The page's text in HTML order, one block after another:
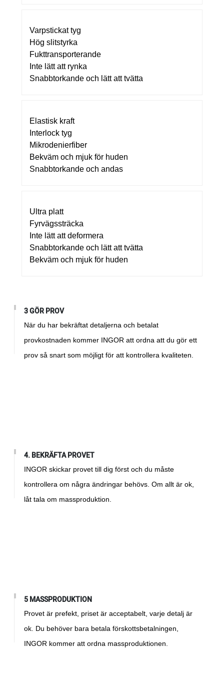
Varpstickat tyg
Hög slitstyrka
Fukttransporterande
Inte lätt att rynka
Snabbtorkande och lätt att tvätta
Elastisk kraft
Interlock tyg
Mikrodenierfiber
Bekväm och mjuk för huden
Snabbtorkande och andas
Ultra platt
Fyrvägssträcka
Inte lätt att deformera
Snabbtorkande och lätt att tvätta
Bekväm och mjuk för huden
3 GÖR PROV
När du har bekräftat detaljerna och betalat
provkostnaden kommer INGOR att ordna att du gör ett
prov så snart som möjligt för att kontrollera kvaliteten.
4. BEKRÄFTA PROVET
INGOR skickar provet till dig först och du måste
kontrollera om några ändringar behövs. Om allt är ok,
låt tala om massproduktion.
5 MASSPRODUKTION
Provet är prefekt, priset är acceptabelt, varje detalj är
ok. Du behöver bara betala förskottsbetalningen,
INGOR kommer att ordna massproduktionen.